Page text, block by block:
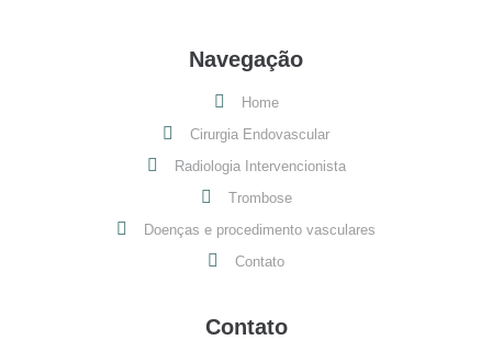
Navegação
Home
Cirurgia Endovascular
Radiologia Intervencionista
Trombose
Doenças e procedimento vasculares
Contato
Contato